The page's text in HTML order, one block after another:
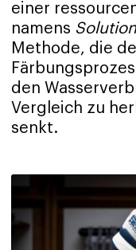
einer
namens
Methode, die
den
Vergleich zu
senkt.